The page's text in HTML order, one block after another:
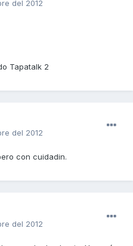
del 2012
Tapatalk 2
del 2012
con cuidadin.
del 2012